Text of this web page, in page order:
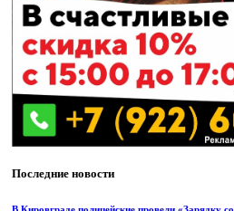
Последние новости